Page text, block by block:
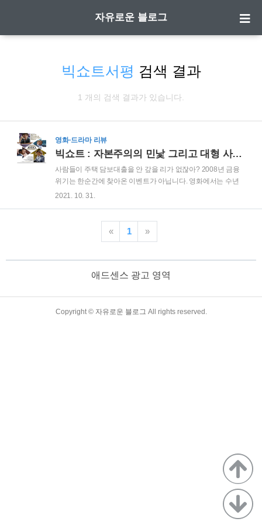
자유로운 블로그
빅쇼트서평 검색 결과
1 개의 검색 결과가 있습니다.
영화·드라마 리뷰
빅쇼트 : 자본주의의 민낯 그리고 대형 사기극
사람들이 주택 담보대출을 안 갚을 리가 없잖아? 2008년 금융
위기는 한순간에 찾아온 이벤트가 아닙니다. 영화에서는 수년
간 지속되어 왔던 부동산 상승장에 힘입어 탄생한
고 빵 터져버린 시장 상황을 잘 표현했습니다. Well, they're
mortgages! And who the hell doesn't pay their mortgage? 주택
고 채무불이행률도 낮지만, 은행 입장에서는 원리금을 회수하
는 시간이 오래 걸리다 보니, 여러 개의 모기지(주택 담보대출
2021. 10. 31.
« 1 »
애드센스 광고 영역
Copyright © 자유로운 블로그 All rights reserved.
TistoryWhaleSkin3.4